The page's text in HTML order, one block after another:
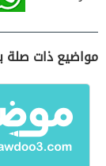
مواضيع ذات صلة